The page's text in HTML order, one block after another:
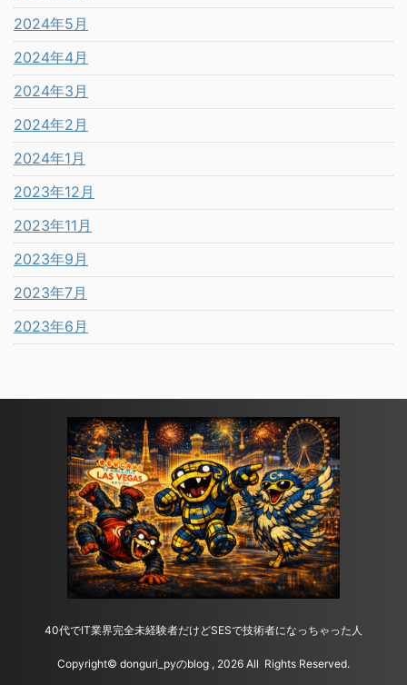
2024年5月
2024年4月
2024年3月
2024年2月
2024年1月
2023年12月
2023年11月
2023年9月
2023年7月
2023年6月
40代でIT業界完全未経験者だけどSESで技術者になっちゃった人
Copyright© donguri_pyのblog , 2026 All Rights Reserved.